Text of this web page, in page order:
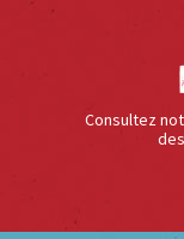
Consultez